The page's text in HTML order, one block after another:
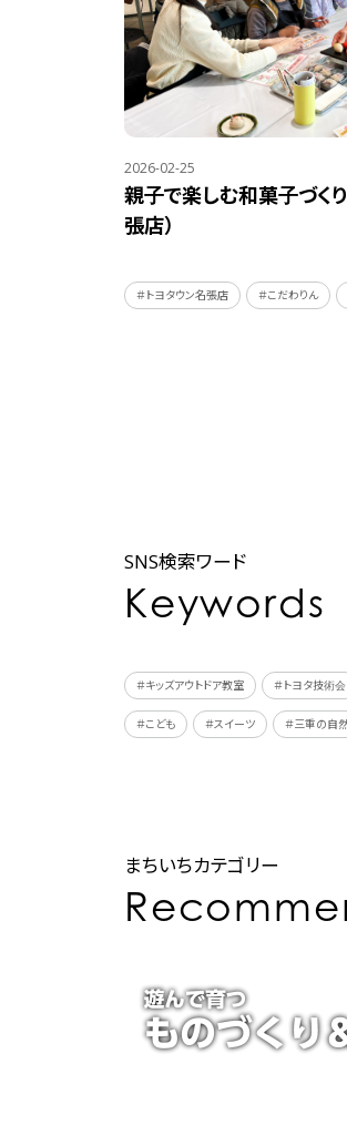
2026-02-25
親子で楽しむ和菓子づく
張店）
＃トヨタウン名張店 ＃こだわりん
SNS検索ワード
Keywords
＃キッズアウトドア教室 ＃トヨタ技術会
＃こども ＃スイーツ ＃三重の自
まちいちカテゴリー